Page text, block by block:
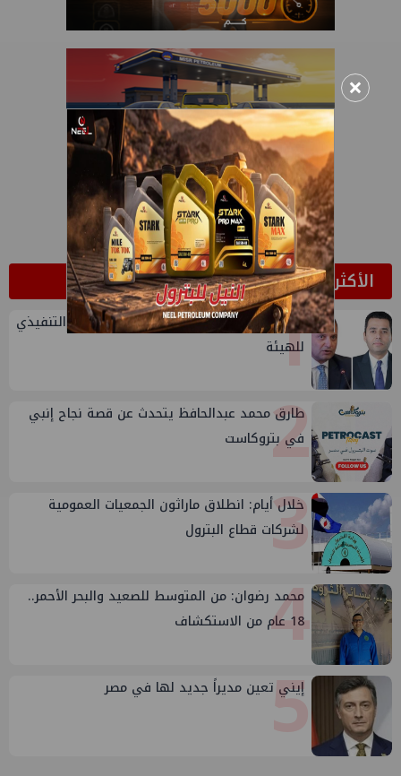
الأكثر قراءة
1
تعيين أحمد شتا ووليد أنور نائبين للرئيس التنفيذي
للهيئة
2
طارق محمد عبدالحافظ يتحدث عن قصة نجاح إنبي
في بتروكاست
3
خلال أيام: انطلاق ماراثون الجمعيات العمومية
لشركات قطاع البترول
4
محمد رضوان: من المتوسط للصعيد والبحر الأحمر..
18 عام من الاستكشاف
5
إيني تعين مديراً جديد لها في مصر
×